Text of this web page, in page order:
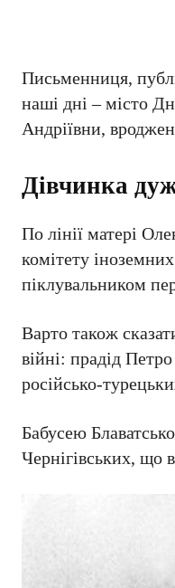
Письменниця,
наші дні – місто
Андріївни,
Дівчинка
По лінії матері
комітету
піклувальником
Варто також
війні: прадід
російсько-
Бабусею
Чернігівських, що